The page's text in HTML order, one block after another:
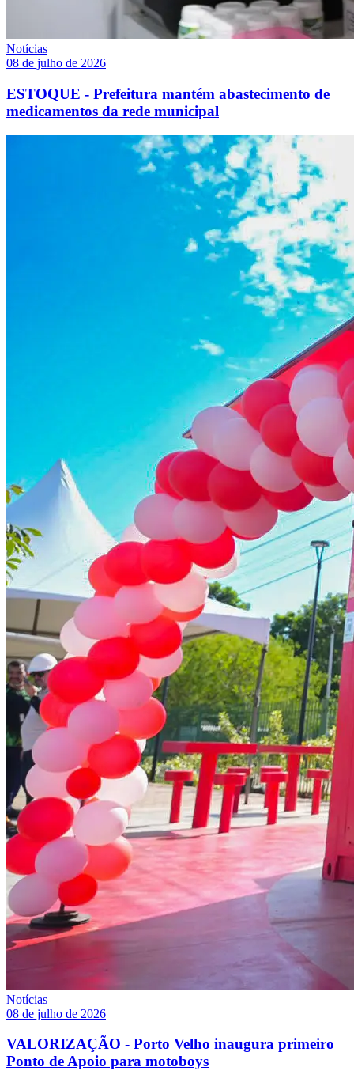
Notícias
08 de julho de 2026
ESTOQUE - Prefeitura mantém abastecimento de
medicamentos da rede municipal
Notícias
08 de julho de 2026
VALORIZAÇÃO - Porto Velho inaugura primeiro
Ponto de Apoio para motoboys